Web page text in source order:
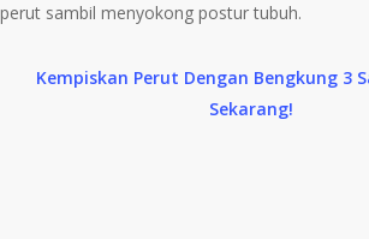
perut sambil menyokong postur tubuh.
Kempiskan Perut Dengan Bengkung 3
Sekarang!